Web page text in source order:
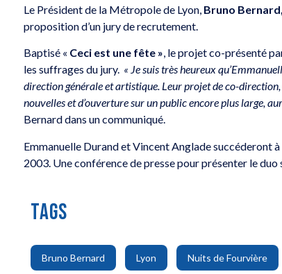
Le Président de la Métropole de Lyon, Bruno
proposition d’un jury de recrutement.
Baptisé « Ceci est une fête », le projet co-présenté
les suffrages du jury. « Je suis très heureux
direction générale et artistique. Leur projet de co-
nouvelles et d’ouverture sur un public encore plus large,
Bernard dans un communiqué.
Emmanuelle Durand et Vincent Anglade succéderont
2003. Une conférence de presse pour présenter le
TAGS
Bruno Bernard
,
Lyon
,
Nuits de Fourvière